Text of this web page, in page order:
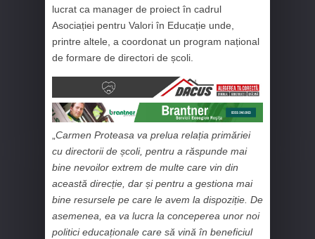
lucrat ca manager de proiect în cadrul
Asociației pentru Valori în Educație unde,
printre altele, a coordonat un program național
de formare de directori de școli.
Carmen Proteasa va prelua relația primăriei
cu directorii de școli, pentru a răspunde mai
bine nevoilor extrem de multe care vin din
această direcție, dar și pentru a gestiona mai
bine resursele pe care le avem la dispoziție. De
asemenea, ea va lucra la conceperea unor noi
politici educaționale care să vină în beneficiul